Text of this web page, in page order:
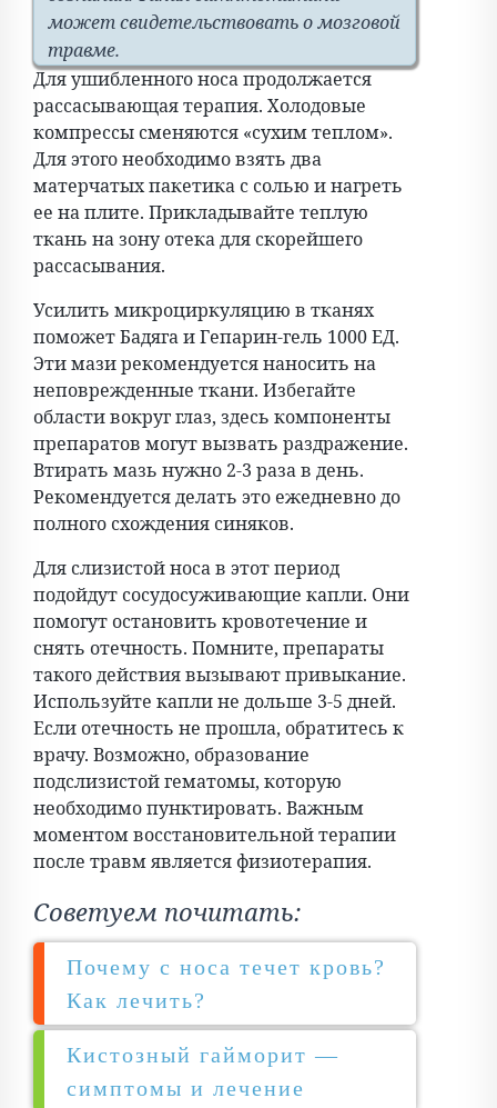
может свидетельствовать о мозговой
травме.
Для ушибленного носа продолжается
рассасывающая терапия. Холодовые
компрессы сменяются «сухим теплом».
Для этого необходимо взять два
матерчатых пакетика с солью и нагреть
ее на плите. Прикладывайте теплую
ткань на зону отека для скорейшего
рассасывания.
Усилить микроциркуляцию в тканях
поможет Бадяга и Гепарин-гель 1000 ЕД.
Эти мази рекомендуется наносить на
неповрежденные ткани. Избегайте
области вокруг глаз, здесь компоненты
препаратов могут вызвать раздражение.
Втирать мазь нужно 2-3 раза в день.
Рекомендуется делать это ежедневно до
полного схождения синяков.
Для слизистой носа в этот период
подойдут сосудосуживающие капли. Они
помогут остановить кровотечение и
снять отечность. Помните, препараты
такого действия вызывают привыкание.
Используйте капли не дольше 3-5 дней.
Если отечность не прошла, обратитесь к
врачу. Возможно, образование
подслизистой гематомы, которую
необходимо пунктировать. Важным
моментом восстановительной терапии
после травм является физиотерапия.
Советуем почитать:
Почему с носа течет кровь?
Как лечить?
Кистозный гайморит —
симптомы и лечение